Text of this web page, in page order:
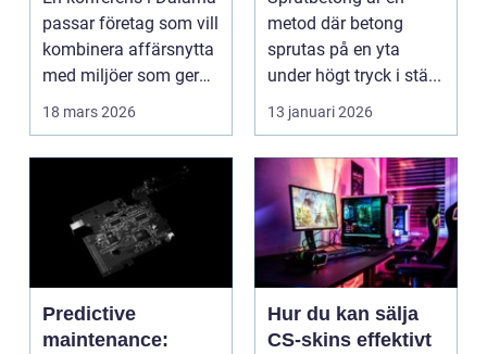
passar företag som vill
kombinera affärsnytta
med miljöer som ger
lugn, fokus...
18 mars 2026
metod där betong
sprutas på en yta
under högt tryck i stä...
13 januari 2026
Predictive
maintenance:
Hur du kan sälja
CS-skins effektivt